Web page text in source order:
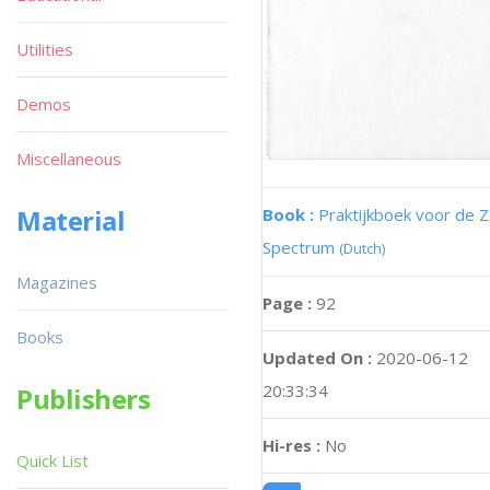
Book : Praktijkboek voor de
Spectrum (Dutch)
Page : 92
Updated On : 2020-06-12
20:33:34
Hi-res : No
Utilities
Demos
Miscellaneous
Material
Magazines
Books
Publishers
Quick List